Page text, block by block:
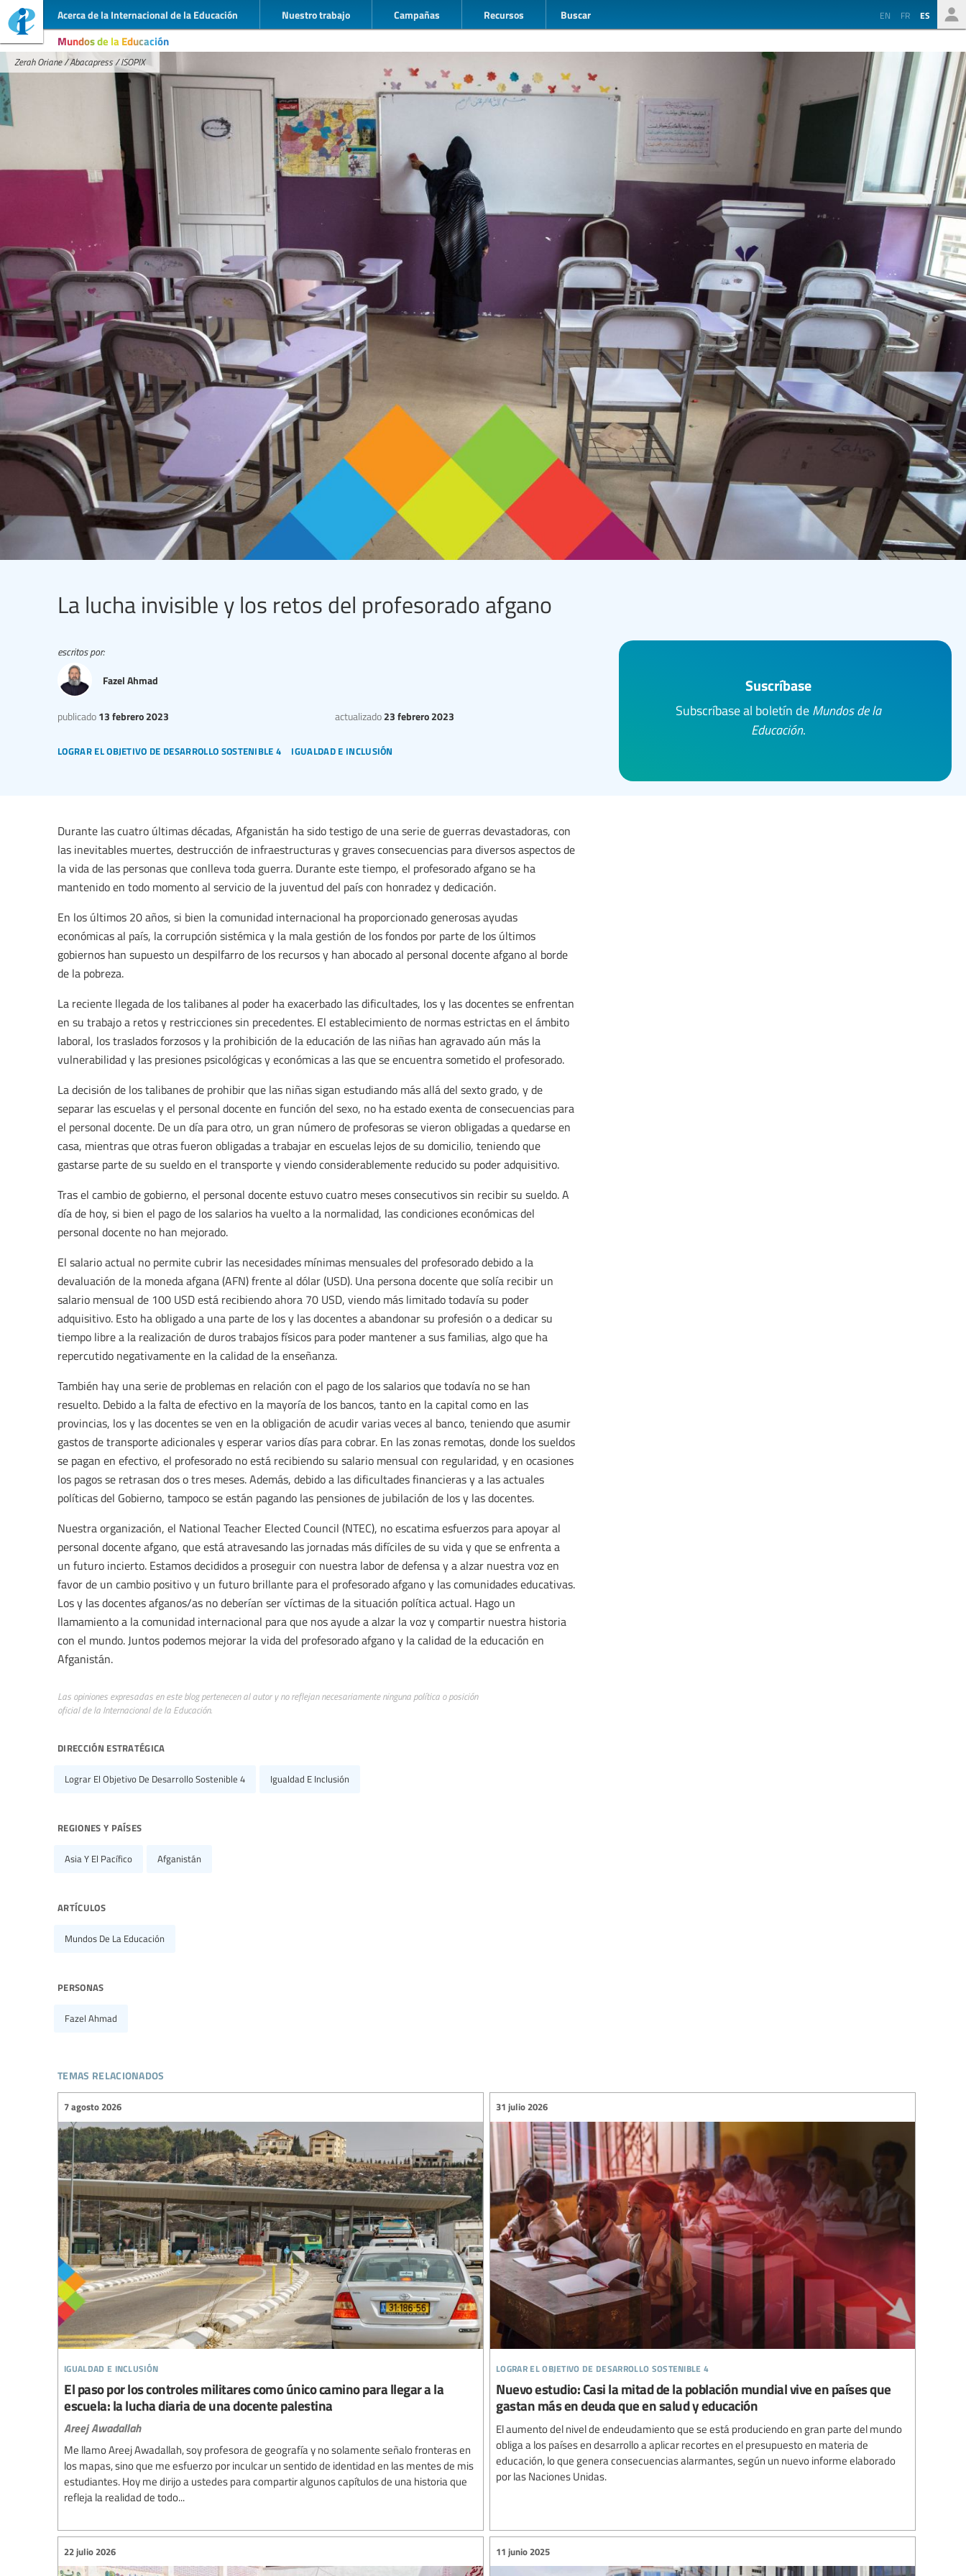
Acerca de la Internacional de la Educación Nuestro trabajo Campañas Recursos Buscar EN FR ES
Mundos de la Educación
Zerah Oriane / Abacapress / ISOPIX
La lucha invisible y los retos del profesorado afgano
lograr el objetivo de desarrollo sostenible 4 igualdad e inclusión
publicado 13 febrero 2023 actualizado23 febrero 2023
escritos por:
Fazel Ahmad Suscríbase
Subscríbase al boletín de Mundos de la
Educación.
Durante las cuatro últimas décadas, Afganistán ha sido testigo de una serie de guerras devastadoras, con
las inevitables muertes, destrucción de infraestructuras y graves consecuencias para diversos aspectos de
la vida de las personas que conlleva toda guerra. Durante este tiempo, el profesorado afgano se ha
mantenido en todo momento al servicio de la juventud del país con honradez y dedicación.
En los últimos 20 años, si bien la comunidad internacional ha proporcionado generosas ayudas
económicas al país, la corrupción sistémica y la mala gestión de los fondos por parte de los últimos
gobiernos han supuesto un despilfarro de los recursos y han abocado al personal docente afgano al borde
de la pobreza.
La reciente llegada de los talibanes al poder ha exacerbado las dificultades, los y las docentes se enfrentan
en su trabajo a retos y restricciones sin precedentes. El establecimiento de normas estrictas en el ámbito
laboral, los traslados forzosos y la prohibición de la educación de las niñas han agravado aún más la
vulnerabilidad y las presiones psicológicas y económicas a las que se encuentra sometido el profesorado.
La decisión de los talibanes de prohibir que las niñas sigan estudiando más allá del sexto grado, y de
separar las escuelas y el personal docente en función del sexo, no ha estado exenta de consecuencias para
el personal docente. De un día para otro, un gran número de profesoras se vieron obligadas a quedarse en
casa, mientras que otras fueron obligadas a trabajar en escuelas lejos de su domicilio, teniendo que
gastarse parte de su sueldo en el transporte y viendo considerablemente reducido su poder adquisitivo.
Tras el cambio de gobierno, el personal docente estuvo cuatro meses consecutivos sin recibir su sueldo. A
día de hoy, si bien el pago de los salarios ha vuelto a la normalidad, las condiciones económicas del
personal docente no han mejorado.
El salario actual no permite cubrir las necesidades mínimas mensuales del profesorado debido a la
devaluación de la moneda afgana (AFN) frente al dólar (USD). Una persona docente que solía recibir un
salario mensual de 100 USD está recibiendo ahora 70 USD, viendo más limitado todavía su poder
adquisitivo. Esto ha obligado a una parte de los y las docentes a abandonar su profesión o a dedicar su
tiempo libre a la realización de duros trabajos físicos para poder mantener a sus familias, algo que ha
repercutido negativamente en la calidad de la enseñanza.
También hay una serie de problemas en relación con el pago de los salarios que todavía no se han
resuelto. Debido a la falta de efectivo en la mayoría de los bancos, tanto en la capital como en las
provincias, los y las docentes se ven en la obligación de acudir varias veces al banco, teniendo que asumir
gastos de transporte adicionales y esperar varios días para cobrar. En las zonas remotas, donde los sueldos
se pagan en efectivo, el profesorado no está recibiendo su salario mensual con regularidad, y en ocasiones
los pagos se retrasan dos o tres meses. Además, debido a las dificultades financieras y a las actuales
políticas del Gobierno, tampoco se están pagando las pensiones de jubilación de los y las docentes.
Nuestra organización, el National Teacher Elected Council (NTEC), no escatima esfuerzos para apoyar al
personal docente afgano, que está atravesando las jornadas más difíciles de su vida y que se enfrenta a
un futuro incierto. Estamos decididos a proseguir con nuestra labor de defensa y a alzar nuestra voz en
favor de un cambio positivo y un futuro brillante para el profesorado afgano y las comunidades educativas.
Los y las docentes afganos/as no deberían ser víctimas de la situación política actual. Hago un
llamamiento a la comunidad internacional para que nos ayude a alzar la voz y compartir nuestra historia
con el mundo. Juntos podemos mejorar la vida del profesorado afgano y la calidad de la educación en
Afganistán.
Las opiniones expresadas en este blog pertenecen al autor y no reflejan necesariamente ninguna política o posición
oficial de la Internacional de la Educación.
dirección estratégica
Lograr El Objetivo De Desarrollo Sostenible 4 Igualdad E Inclusión
regiones y países
Asia Y El Pacífico Afganistán
artículos
Mundos De La Educación
personas
Fazel Ahmad
temas relacionados
igualdad e inclusión
7 agosto 2026
El paso por los controles militares como único camino para llegar a la
escuela: la lucha diaria de una docente palestina
Areej Awadallah
Me llamo Areej Awadallah, soy profesora de geografía y no solamente señalo fronteras en
los mapas, sino que me esfuerzo por inculcar un sentido de identidad en las mentes de mis
estudiantes. Hoy me dirijo a ustedes para compartir algunos capítulos de una historia que
refleja la realidad de todo...
lograr el objetivo de desarrollo sostenible 4
31 julio 2026
Nuevo estudio: Casi la mitad de la población mundial vive en países que
gastan más en deuda que en salud y educación
El aumento del nivel de endeudamiento que se está produciendo en gran parte del mundo
obliga a los países en desarrollo a aplicar recortes en el presupuesto en materia de
educación, lo que genera consecuencias alarmantes, según un nuevo informe elaborado
por las Naciones Unidas.
22 julio 2026 11 junio 2025